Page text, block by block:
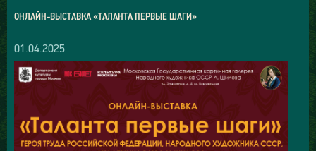
ОНЛАЙН-ВЫСТАВКА «ТАЛАНТА ПЕРВЫЕ ШАГИ»
01.04.2025